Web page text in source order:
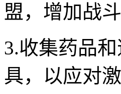
盟，增加战
3.收集药品
具，以应对